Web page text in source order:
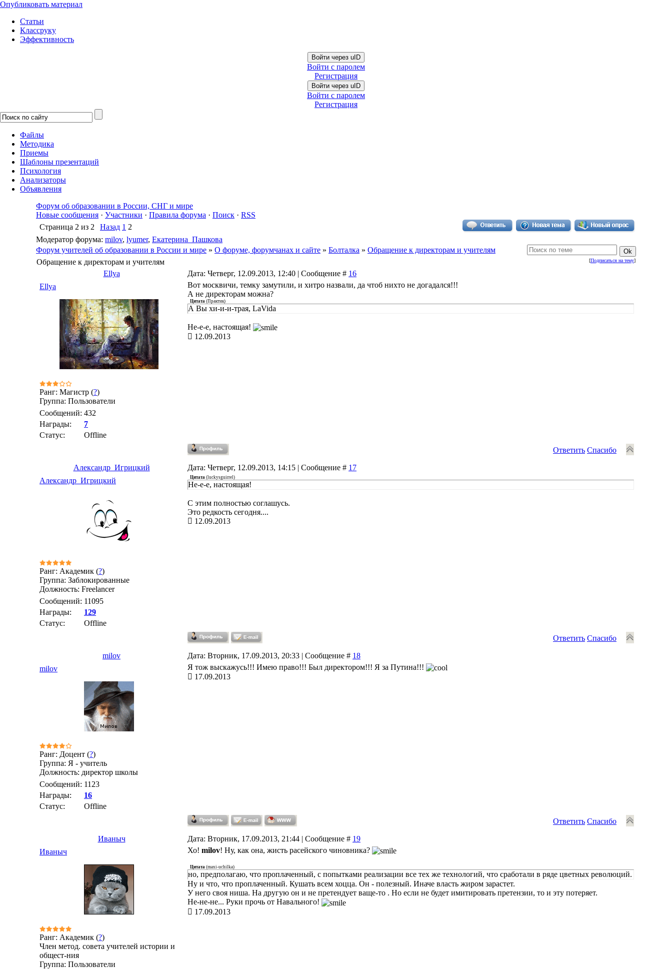
Опубликовать материал
Статьи
Классруку
Эффективность
Войти через uID
Войти с паролем
Регистрация
Войти через uID
Войти с паролем
Регистрация
Файлы
Методика
Приемы
Шаблоны презентаций
Психология
Анализаторы
Объявления
Форум об образовании в России, СНГ и мире
Новые сообщения · Участники · Правила форума · Поиск · RSS
Страница 2 из 2 Назад 1 2
Модератор форума: milov, lyumer, Екатерина_Пашкова
Форум учителей об образовании в России и мире » О форуме, форумчанах и сайте » Болталка » Обращение к директорам и учителям
[Подписаться на тему]
Обращение к директорам и учителям
Ellya
Дата: Четверг, 12.09.2013, 12:40 | Сообщение # 16
Ellya
Ранг: Магистр (?)
Группа: Пользователи
Сообщений: 432
Награды:
7
Статус:
Offline
Вот москвичи, темку замутили, и хитро назвали, да чтоб нихто не догадался!!!
А не директорам можна?
Цитата (Практик)
А Вы хи-и-и-трая, LaVida
Не-е-е, настоящая!
12.09.2013
Ответить Спасибо
Александр_Игрицкий Дата: Четверг, 12.09.2013, 14:15 | Сообщение # 17
Александр_Игрицкий
Ранг: Академик (?)
Группа: Заблокированные
Должность: Freelancer
Сообщений: 11095
Награды:
129
Статус:
Offline
Цитата (luckysguirrel)
Не-е-е, настоящая!
С этим полностью соглашусь.
Это редкость сегодня....
12.09.2013
Ответить Спасибо
milov Дата: Вторник, 17.09.2013, 20:33 | Сообщение # 18
milov
Ранг: Доцент (?)
Группа: Я - учитель
Должность: директор школы
Сообщений: 1123
Награды:
16
Статус:
Offline
Я тож выскажусь!!! Имею право!!! Был директором!!! Я за Путина!!!
17.09.2013
Ответить Спасибо
Иваныч Дата: Вторник, 17.09.2013, 21:44 | Сообщение # 19
Иваныч
Ранг: Академик (?)
Член метод. совета учителей истории и
общест-ния
Группа: Пользователи
Хо! milov! Ну, как она, жисть расейского чиновника?
Цитата (maxi-uchilka)
но, предполагаю, что проплаченный, с попытками реализации все тех же технологий, что сработали в ряде цветных революций.
Ну и что, что проплаченный. Кушать всем хоцца. Он - полезный. Иначе власть жиром зарастет.
У него своя ниша. На другую он и не претендует ваще-то . Но если не будет имитировать претензии, то и эту потеряет.
Не-не-не... Руки прочь от Навального!
17.09.2013